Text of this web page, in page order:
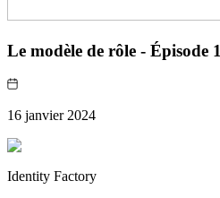
Le modèle de rôle - Épisode 1
16 janvier 2024
Identity Factory